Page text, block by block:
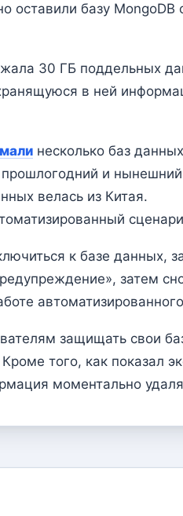
оставили базу
30 ГБ поддельных
в ней
несколько баз
и
велась из Китая.
к базе данных,
затем
защищать свои
того, как
моментально